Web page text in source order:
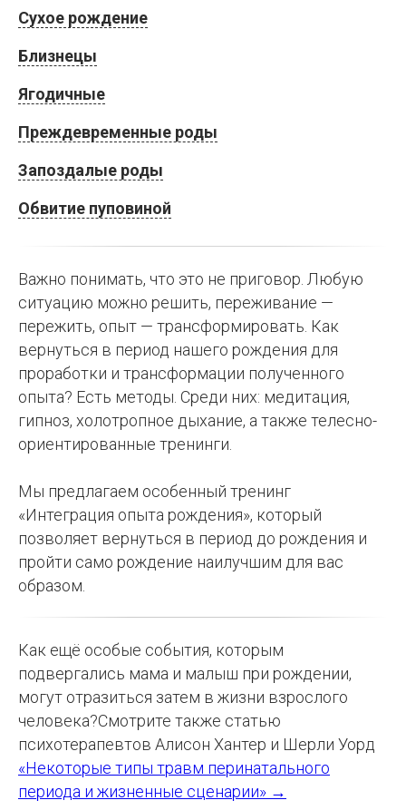
Сухое рождение
Близнецы
Ягодичные
Преждевременные роды
Запоздалые роды
Обвитие пуповиной
Важно понимать, что это не приговор. Любую
ситуацию можно решить, переживание —
пережить, опыт — трансформировать. Как
вернуться в период нашего рождения для
проработки и трансформации полученного
опыта? Есть методы. Среди них: медитация,
гипноз, холотропное дыхание, а также телесно-
ориентированные тренинги.
Мы предлагаем особенный тренинг
«Интеграция опыта рождения», который
позволяет вернуться в период до рождения и
пройти само рождение наилучшим для вас
образом.
Как ещё особые события, которым
подвергались мама и малыш при рождении,
могут отразиться затем в жизни взрослого
человека?Смотрите также статью
психотерапевтов Алисон Хантер и Шерли Уорд
«Некоторые типы травм перинатального
периода и жизненные сценарии» →